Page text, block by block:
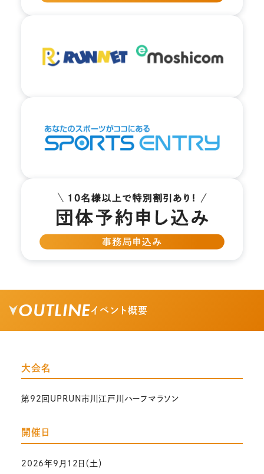
OUTLINEイベント概要
大会名
第92回UPRUN市川江戸川ハーフマラソン
開催日
2026年9月12日（土）